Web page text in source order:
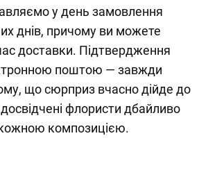
у день замовлення
днів, причому ви можете
доставки. Підтвердження
поштою — завжди
що сюрприз вчасно дійде до
флористи дбайливо
композицією.